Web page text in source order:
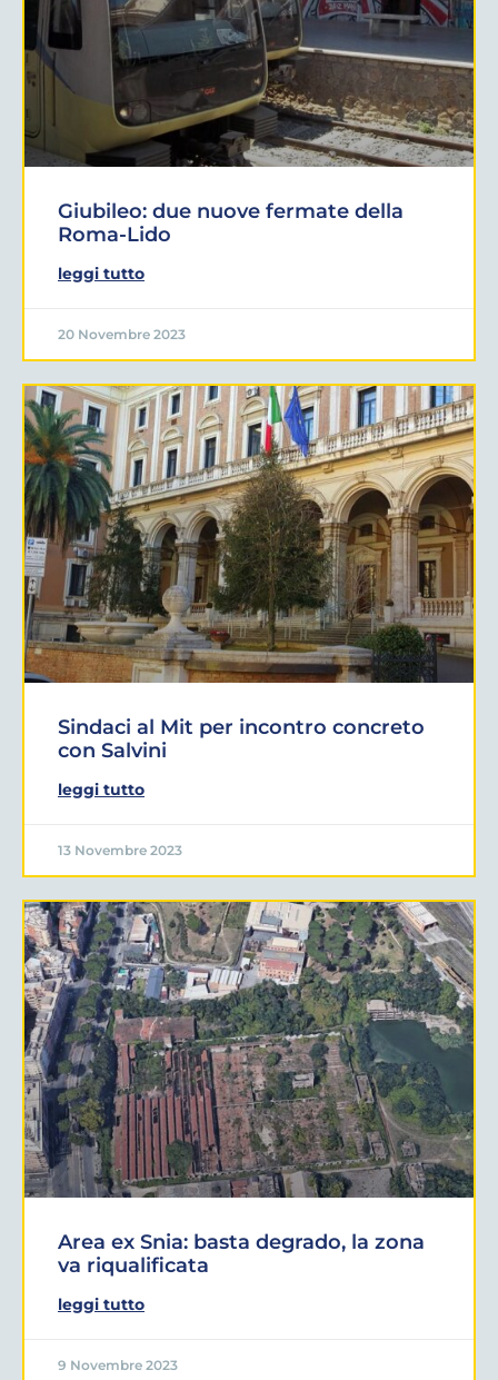
Giubileo: due nuove fermate della
Roma-Lido
leggi tutto
20 Novembre 2023
Sindaci al Mit per incontro concreto
con Salvini
leggi tutto
13 Novembre 2023
Area ex Snia: basta degrado, la zona
va riqualificata
leggi tutto
9 Novembre 2023